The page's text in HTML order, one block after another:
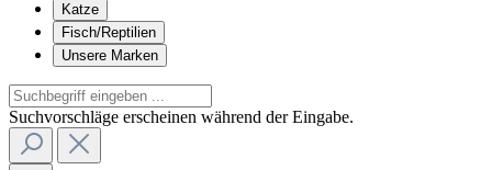
Katze
Fisch/Reptilien
Unsere Marken
Suchvorschläge erscheinen während der Eingabe.